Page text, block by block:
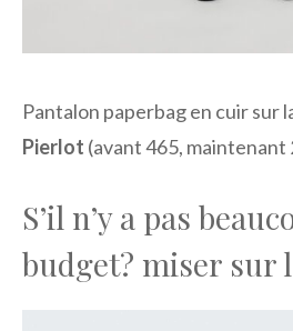
Pantalon paperbag en cuir sur
Pierlot (avant 465, maintenant
S’il n’y a pas
budget? miser sur